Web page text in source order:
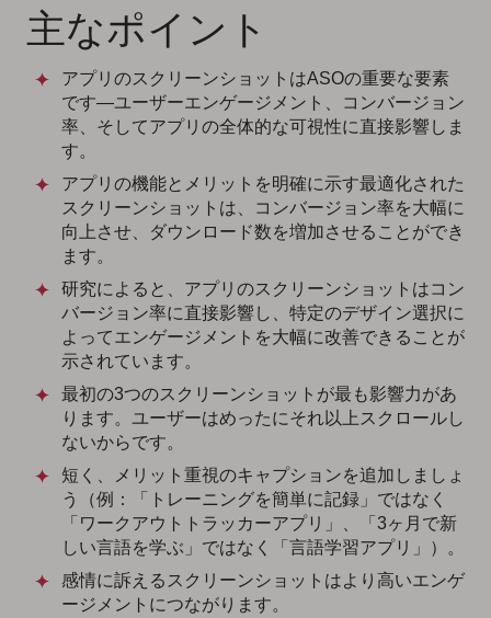
主なポイント
アプリのスクリーンショットはASOの重要な要素
です—ユーザーエンゲージメント、コンバージョン
率、そしてアプリの全体的な可視性に直接影響しま
す。
アプリの機能とメリットを明確に示す最適化された
スクリーンショットは、コンバージョン率を大幅に
向上させ、ダウンロード数を増加させることができ
ます。
研究によると、アプリのスクリーンショットはコン
バージョン率に直接影響し、特定のデザイン選択に
よってエンゲージメントを大幅に改善できることが
示されています。
最初の3つのスクリーンショットが最も影響力があ
ります。ユーザーはめったにそれ以上スクロールし
ないからです。
短く、メリット重視のキャプションを追加しましょ
う（例：「トレーニングを簡単に記録」ではなく
「ワークアウトトラッカーアプリ」、「3ヶ月で新
しい言語を学ぶ」ではなく「言語学習アプリ」）。
感情に訴えるスクリーンショットはより高いエンゲ
ージメントにつながります。